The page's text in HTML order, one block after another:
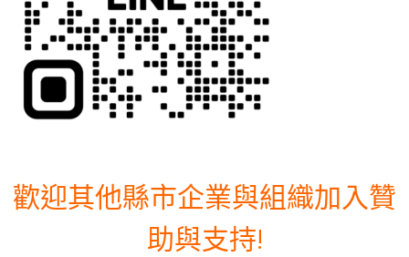
歡迎其他縣市企業與組織加入贊
助與支持!